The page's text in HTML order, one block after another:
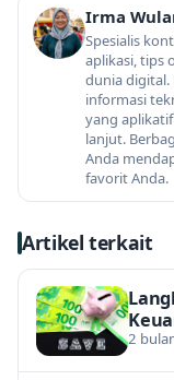
Irma
Spesialis
aplikasi, tips
dunia digital.
informasi
yang
lanjut.
Anda
favorit Anda.
Artikel terkait
2